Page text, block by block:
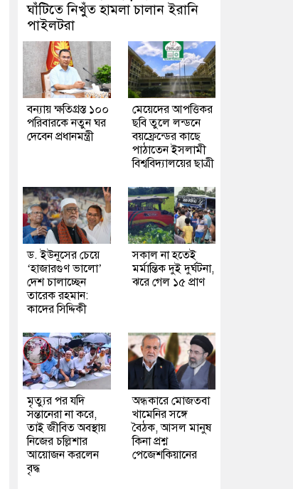
ঘাঁটিতে নিখুঁত হামলা চালান ইরানি
পাইলটরা
বন্যায় ক্ষতিগ্রস্ত ১০০
পরিবারকে নতুন ঘর
দেবেন প্রধানমন্ত্রী
মেয়েদের আপত্তিকর
ছবি তুলে লন্ডনে
বয়ফ্রেন্ডের কাছে
পাঠাতেন ইসলামী
বিশ্ববিদ্যালয়ের ছাত্রী
ড. ইউনূসের চেয়ে
‘হাজারগুণ ভালো’
দেশ চালাচ্ছেন
তারেক রহমান:
কাদের সিদ্দিকী
সকাল না হতেই
মর্মান্তিক দুই দুর্ঘটনা,
ঝরে গেল ১৫ প্রাণ
মৃত্যুর পর যদি
সন্তানেরা না করে,
তাই জীবিত অবস্থায়
নিজের চল্লিশার
আয়োজন করলেন
বৃদ্ধ
অন্ধকারে মোজতবা
খামেনির সঙ্গে
বৈঠক, আসল মানুষ
কিনা প্রশ্ন
পেজেশকিয়ানের